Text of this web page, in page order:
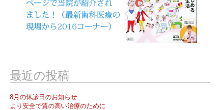
最近の投稿
8月の休診日のお知らせ
より安全で質の高い治療のために